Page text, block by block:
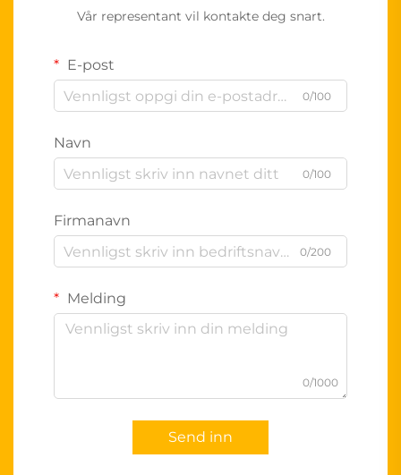
Vår representant vil kontakte deg snart.
E-post
0/100
Navn
0/100
Firmanavn
0/200
Melding
0/1000
Send inn